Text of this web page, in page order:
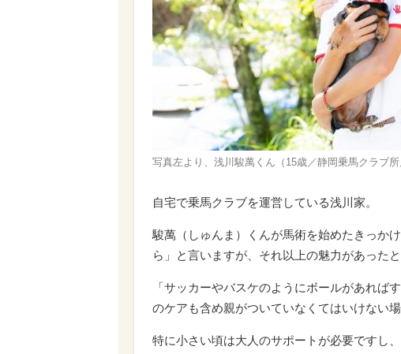
写真左より、浅川駿萬くん（15歳／静岡乗馬クラブ
自宅で乗馬クラブを運営している浅川家。
駿萬（しゅんま）くんが馬術を始めたきっか
ら」と言いますが、それ以上の魅力があった
「サッカーやバスケのようにボールがあれば
のケアも含め親がついていなくてはいけない場
特に小さい頃は大人のサポートが必要ですし、